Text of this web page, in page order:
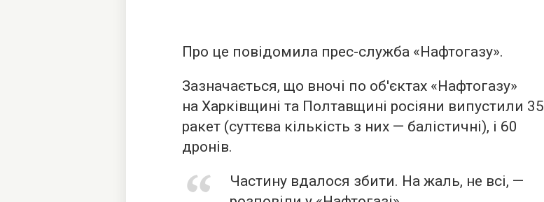
Про це повідомила прес-служба «Нафтогазу».
Зазначається, що вночі по об'єктах «Нафтогазу»
на Харківщині та Полтавщині росіяни випустили 35
ракет (суттєва кількість з них — балістичні), і 60
дронів.
Частину вдалося збити. На жаль, не всі, —